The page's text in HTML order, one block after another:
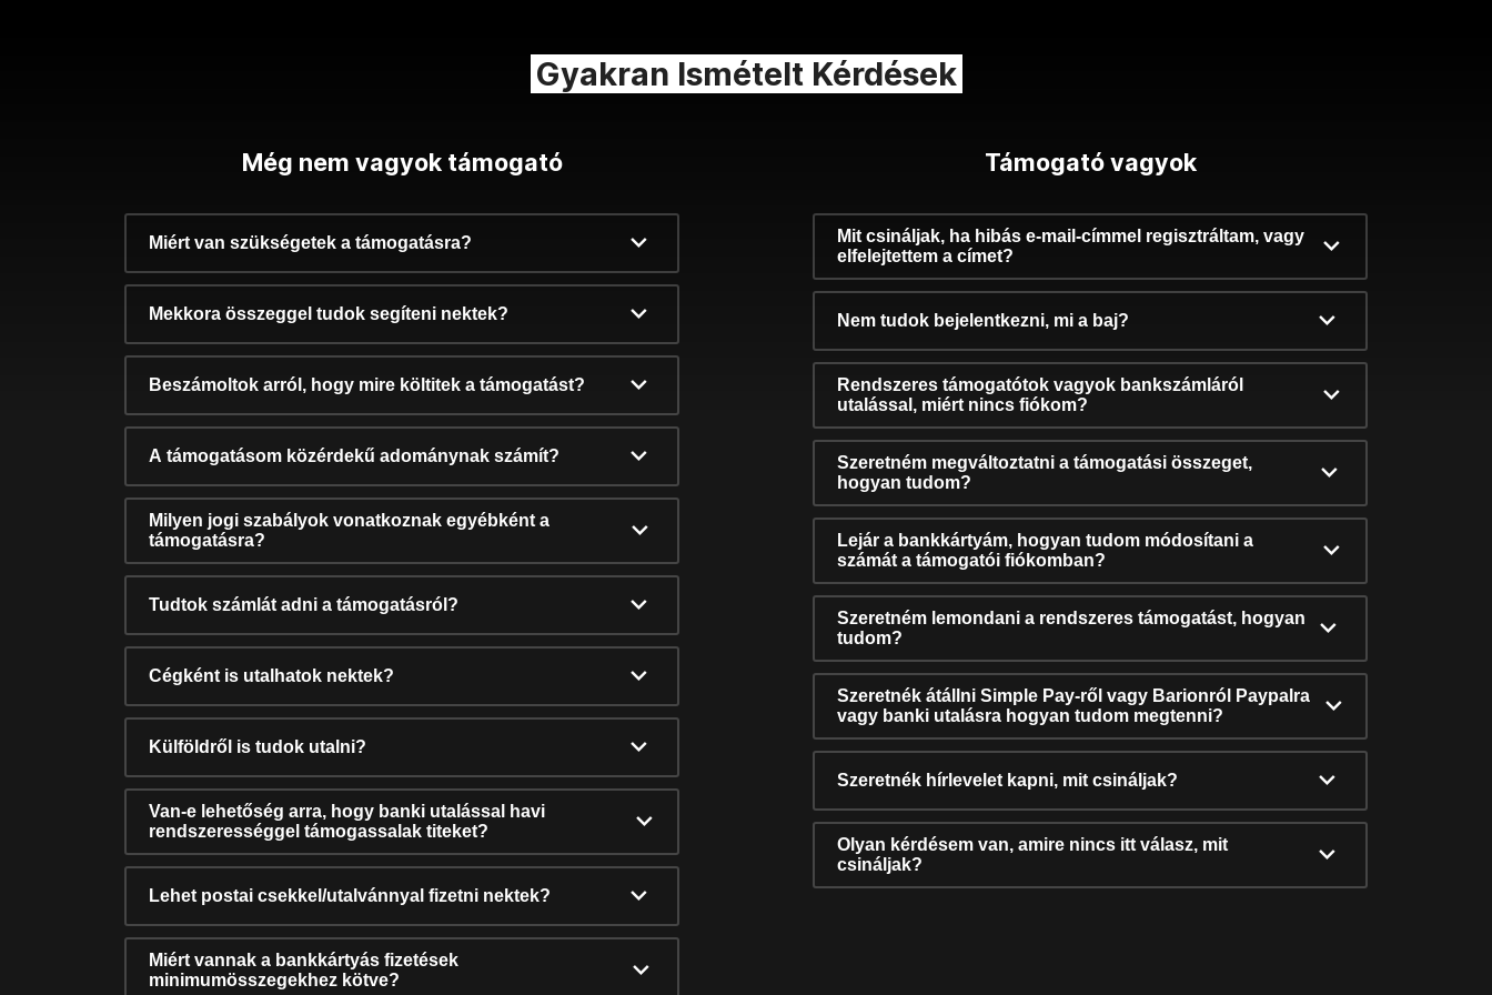
Gyakran Ismételt Kérdések
Még nem vagyok támogató
Miért van szükségetek a támogatásra?
Mekkora összeggel tudok segíteni nektek?
Beszámoltok arról, hogy mire költitek a támogatást?
A támogatásom közérdekű adománynak számít?
Milyen jogi szabályok vonatkoznak egyébként a
támogatásra?
Tudtok számlát adni a támogatásról?
Cégként is utalhatok nektek?
Külföldről is tudok utalni?
Van-e lehetőség arra, hogy banki utalással havi
rendszerességgel támogassalak titeket?
Lehet postai csekkel/utalvánnyal fizetni nektek?
Miért vannak a bankkártyás fizetések
minimumösszegekhez kötve?
Támogató vagyok
Mit csináljak, ha hibás e-mail-címmel regisztráltam, vagy
elfelejtettem a címet?
Nem tudok bejelentkezni, mi a baj?
Rendszeres támogatótok vagyok bankszámláról
utalással, miért nincs fiókom?
Szeretném megváltoztatni a támogatási összeget,
hogyan tudom?
Lejár a bankkártyám, hogyan tudom módosítani a
számát a támogatói fiókomban?
Szeretném lemondani a rendszeres támogatást, hogyan
tudom?
Szeretnék átállni Simple Pay-ről vagy Barionról Paypalra
vagy banki utalásra hogyan tudom megtenni?
Szeretnék hírlevelet kapni, mit csináljak?
Olyan kérdésem van, amire nincs itt válasz, mit
csináljak?